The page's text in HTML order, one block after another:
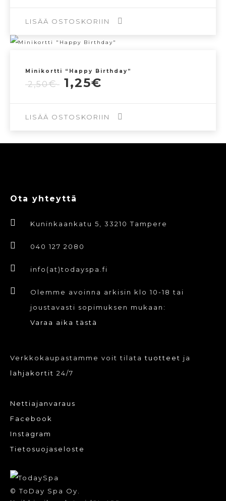
4,00€.2,00€.
LISÄÄ OSTOSKORIIN
Minikortti “Happy Birthday”
2,50€
Alkuperäinen
2,50€.
1,25€
1,25€.
LISÄÄ OSTOSKORIIN
Ota yhteyttä
Kuninkaankatu 5, 33210 Tampere
040 127 2080
info(at)todayspa.fi
Olemme avoinna arkisin klo 10-18 tai
joustavasti sopimuksen mukaan:
Varaa aika tästä
Verkkokaupastamme voit tilatatuotteet ja
lahjakortit 24/7
Nettiajanvaraus
Facebook
Instagram
Tietosuojaseloste
© ToDay Spa Oy.